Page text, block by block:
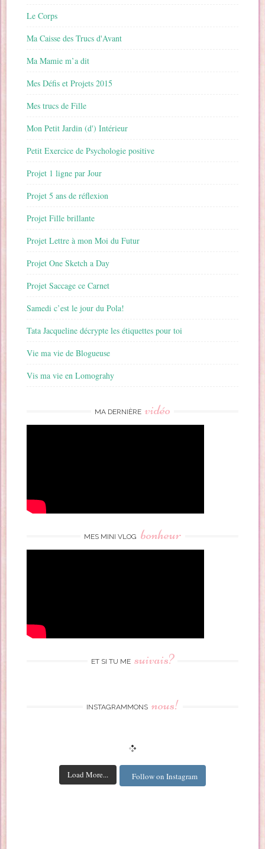
Le Corps
Ma Caisse des Trucs d'Avant
Ma Mamie m’a dit
Mes Défis et Projets 2015
Mes trucs de Fille
Mon Petit Jardin (d') Intérieur
Petit Exercice de Psychologie positive
Projet 1 ligne par Jour
Projet 5 ans de réflexion
Projet Fille brillante
Projet Lettre à mon Moi du Futur
Projet One Sketch a Day
Projet Saccage ce Carnet
Samedi c’est le jour du Pola!
Tata Jacqueline décrypte les étiquettes pour toi
Vie ma vie de Blogueuse
Vis ma vie en Lomograhy
MA DERNIÈRE vidéo
MES MINI VLOG bonheur
ET SI TU ME suivais?
INSTAGRAMMONS nous!
Load More... Follow on Instagram